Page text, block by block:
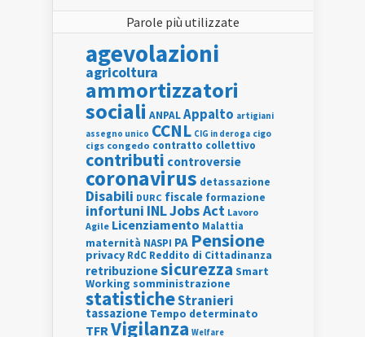
Parole più utilizzate
agevolazioni
agricoltura
ammortizzatori
sociali ANPALAppalto artigiani
assegno unico CCNL CIG in deroga cigo
cigs congedo contratto collettivo
contributi controversie
coronavirus detassazione
Disabili DURC fiscale formazione
infortuni INLJobs Act Lavoro
Agile Licenziamento Malattia
maternità NASPI PA Pensione
privacy RdC Reddito di Cittadinanza
retribuzionesicurezza Smart
Working somministrazione
statisticheStranieri
tassazione Tempo determinato
TFRVigilanza Welfare